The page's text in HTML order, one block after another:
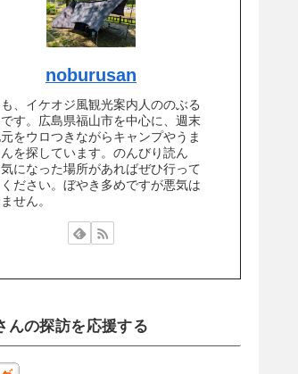
noburusan
、イケオジ風観光案内人ののぶる
す。広島県福山市を中心に、週末
をウロつきながらキャンプやうま
を探しています。のんびり読ん
になった場所があればぜひ行って
ださい。ぼやき多めですが悪気は
せん。
んの探訪を応援する